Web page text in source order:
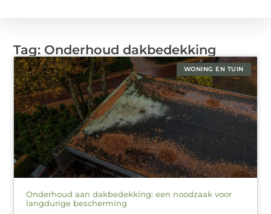
Tag: Onderhoud dakbedekking
WONING EN TUIN
Onderhoud aan dakbedekking: een noodzaak voor
langdurige bescherming